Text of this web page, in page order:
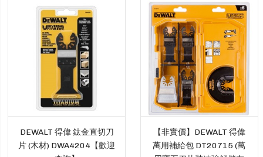
DEWALT 得偉 鈦金直切刀
片 (木材) DWA4204【歡迎
【非實價】DEWALT 得偉
萬用補給包 DT20715 (萬